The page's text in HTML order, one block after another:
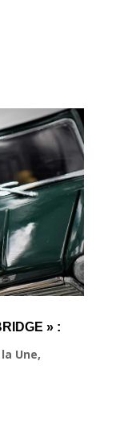
» :
Une,